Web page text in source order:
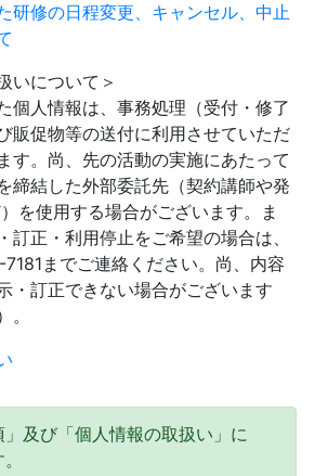
研修の日程変更、キャンセル、中止
いについて＞
個人情報は、事務処理（受付・修了
販促物等の送付に利用させていただ
す。尚、先の活動の実施にあたって
締結した外部委託先（契約講師や発
を使用する場合がございます。ま
訂正・利用停止をご希望の場合は、
までご連絡ください。尚、内容
・訂正できない場合がございます
。
」及び「個人情報の取扱い」に